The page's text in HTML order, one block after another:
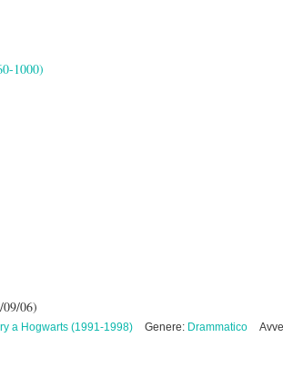
1000)
06)
a Hogwarts (1991-1998) Genere: Drammatico